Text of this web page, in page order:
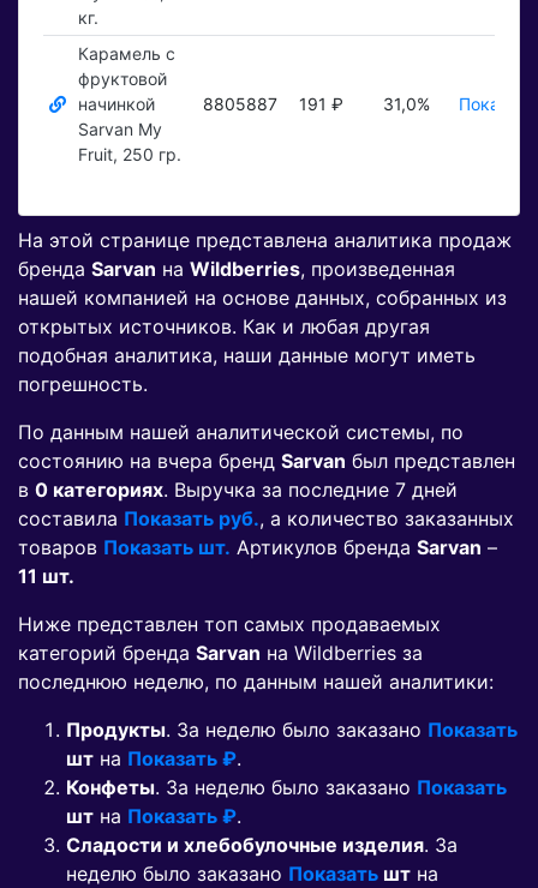
кг.
Карамель с
фруктовой
начинкой
Sarvan My
Fruit, 250 гр.
8805887 191 ₽ 31,0%
На этой странице представлена аналитика продаж
бренда Sarvan на Wildberries, произведенная
нашей компанией на основе данных, собранных из
открытых источников. Как и любая другая
подобная аналитика, наши данные могут иметь
погрешность.
По данным нашей аналитической системы, по
состоянию на вчера бренд Sarvan был представлен
в 0 категориях. Выручка за последние 7 дней
составила Показать руб., а количество заказанных
товаров Показать шт. Артикулов бренда Sarvan –
11 шт.
Ниже представлен топ самых продаваемых
категорий бренда Sarvan на Wildberries за
последнюю неделю, по данным нашей аналитики:
Продукты. За неделю было заказано Показать
шт на Показать ₽.
Конфеты. За неделю было заказано Показать
шт на Показать ₽.
Сладости и хлебобулочные изделия. За
неделю было заказано Показать шт на